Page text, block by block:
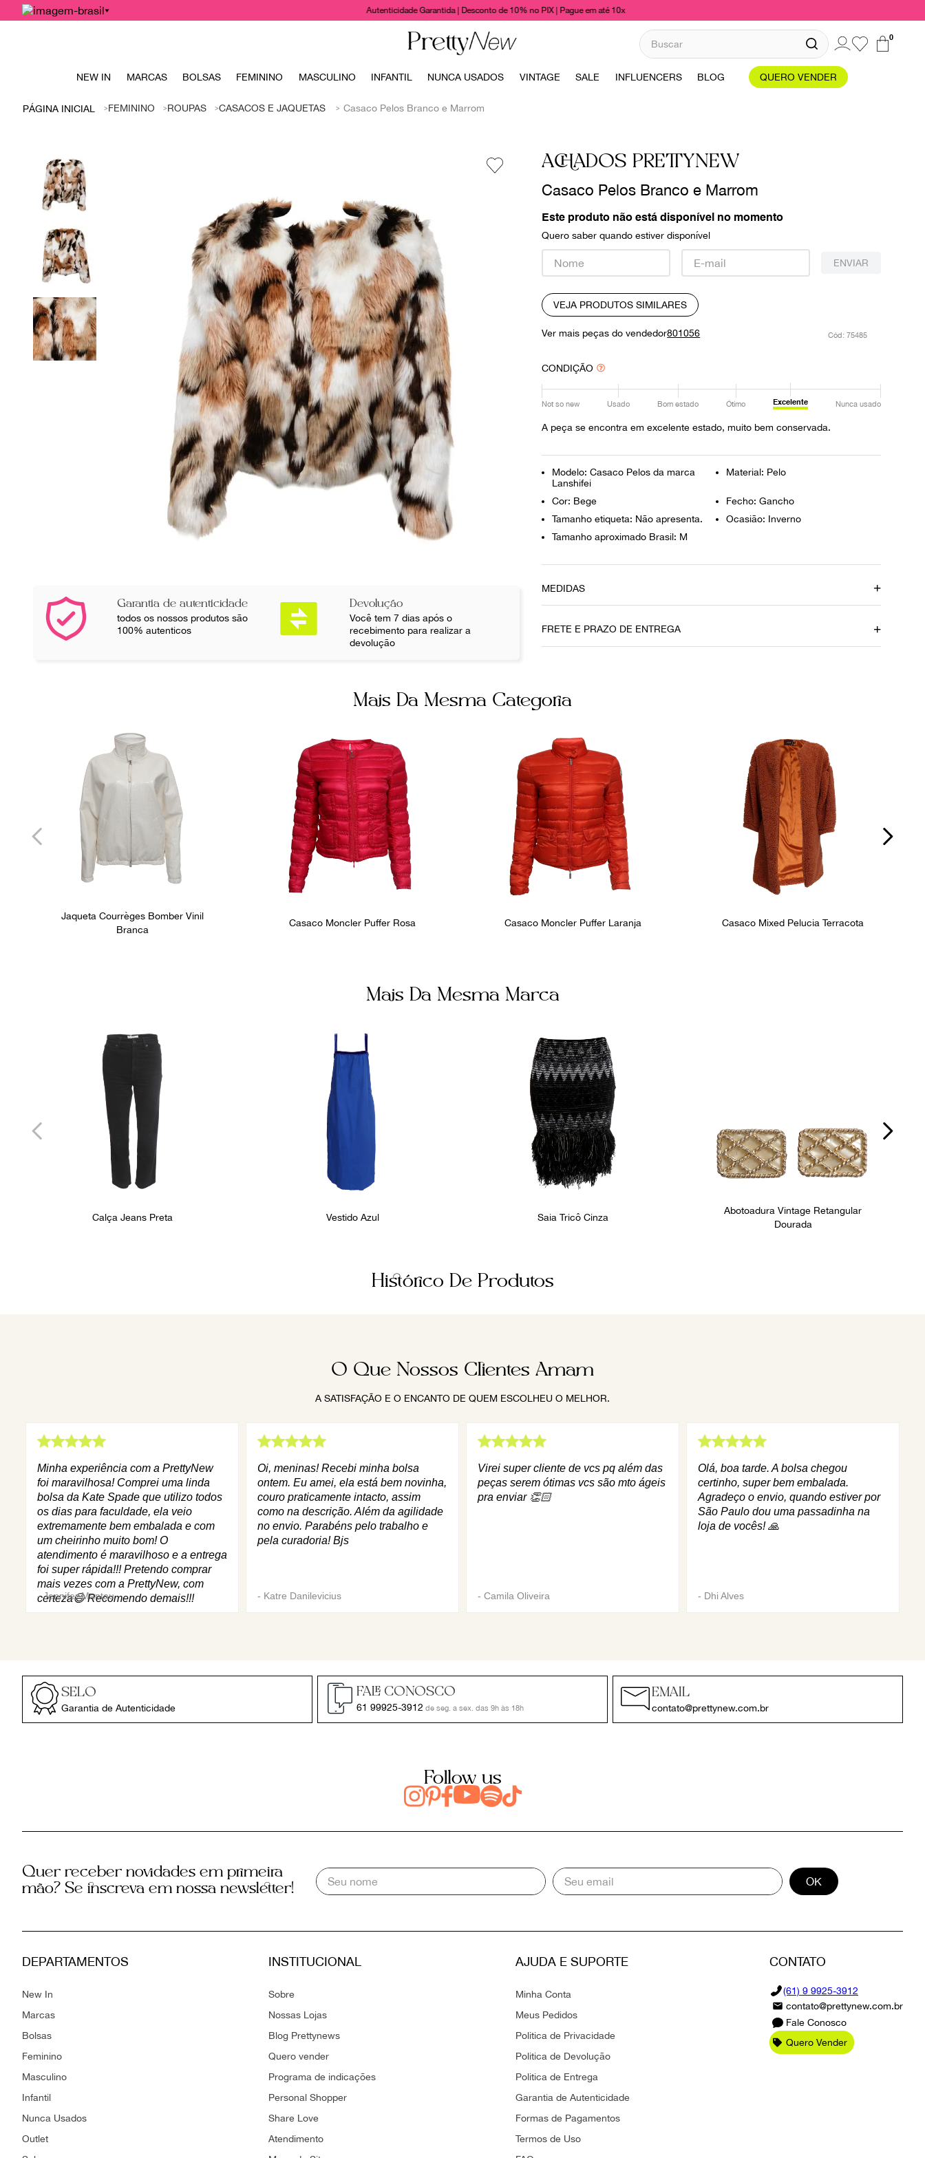
Autenticidade Garantida | Desconto de 10% no PIX | Pague em até 10x
Buscar
TERMOS MAIS BUSCADOS
6º
valentino
7 º
paula raia
burberry
9º
louis vuitton
10º prada
0
NEW IN MARCAS BOLSAS FEMININO MASCULINO INFANTIL NUNCA USADOS VINTAGE SALE INFLUENCERS BLOG QUERO VENDER
FEMININO ROUPAS CASACOS E JAQUETAS Casaco Pelos Branco e Marrom
Garantia de autenticidade
todos os nossos produtos são
100% autenticos
Devolução
Você tem 7 dias após o
recebimento para realizar a
devolução
ACHADOS PRETTYNEW
Casaco Pelos Branco e Marrom
Este produto não está disponível no momento
Quero saber quando estiver disponível
ENVIAR
VEJA PRODUTOS SIMILARES
Ver mais peças do vendedor801056 : 75485
CONDIÇÃO
Not so new Usado Bom estado Ótimo Excelente Nunca usado
A peça se encontra em excelente estado, muito bem conservada.
Modelo: Casaco Pelos da marca
Lanshifei
Material: Pelo
Cor: Bege
Fecho: Gancho
Tamanho etiqueta: Não apresenta.
Ocasião: Inverno
Tamanho aproximado Brasil: M
MEDIDAS
56 cm
FRETE E PRAZO DE ENTREGA
Mais Da Mesma Categoria
Jaqueta Courrèges Bomber Vinil
Branca
Casaco Moncler Puffer Rosa Casaco Moncler Puffer Laranja Casaco Mixed Pelucia Terracota
Mais Da Mesma Marca
Calça Jeans Preta Vestido Azul Saia Tricô Cinza
Abotoadura Vintage Retangular
Dourada
Histórico De Produtos
O Que Nossos Clientes Amam
A SATISFAÇÃO E O ENCANTO DE QUEM ESCOLHEU O MELHOR.
Minha experiência com a PrettyNew
foi maravilhosa! Comprei uma linda
bolsa da Kate Spade que utilizo todos
os dias para faculdade, ela veio
extremamente bem embalada e com
um cheirinho muito bom! O
atendimento é maravilhoso e a entrega
foi super rápida!!! Pretendo comprar
mais vezes com a PrettyNew, com
certeza😄 Recomendo demais!!!
-Jennifer Mantau
Oi, meninas! Recebi minha bolsa
ontem. Eu amei, ela está bem novinha,
couro praticamente intacto, assim
como na descrição. Além da agilidade
no envio. Parabéns pelo trabalho e
pela curadoria! Bjs
- Katre Danilevicius
Virei super cliente de vcs pq além das
peças serem ótimas vcs são mto ágeis
pra enviar 👏🏻
- Camila Oliveira
Olá, boa tarde. A bolsa chegou
certinho, super bem embalada.
Agradeço o envio, quando estiver por
São Paulo dou uma passadinha na
loja de vocês! 🙏
- Dhi Alves
SELO
Garantia de Autenticidade
FALE CONOSCO
61 99925-3912 de seg. a sex. das 9h às 18h
EMAIL
contato@prettynew.com.br
Follow us
Quer receber novidades em primeira
mão? Se inscreva em nossa newsletter!
OK
DEPARTAMENTOS
New In
Marcas
Bolsas
Feminino
Masculino
Infantil
Nunca Usados
Outlet
INSTITUCIONAL
Sobre
Nossas Lojas
Blog Prettynews
Quero vender
Programa de indicações
Personal Shopper
Share Love
Atendimento
AJUDA E SUPORTE
Minha Conta
Meus Pedidos
Politica de Privacidade
Politica de Devolução
Politica de Entrega
Garantia de Autenticidade
Formas de Pagamentos
Termos de Uso
CONTATO
(61) 9 9925-3912
contato@prettynew.com.br
Fale Conosco
Quero Vender